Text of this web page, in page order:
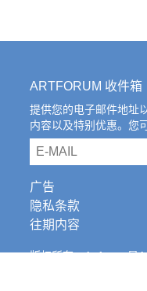
ARTFORUM 收件箱
提供您的电子邮件地址
内容以及特别优惠。您
email
广告
隐私条款
往期内容
版权所有。Artforum是